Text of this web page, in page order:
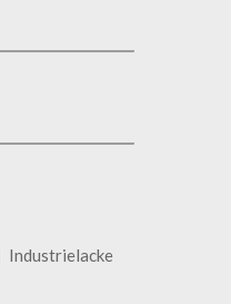
Industrielacke